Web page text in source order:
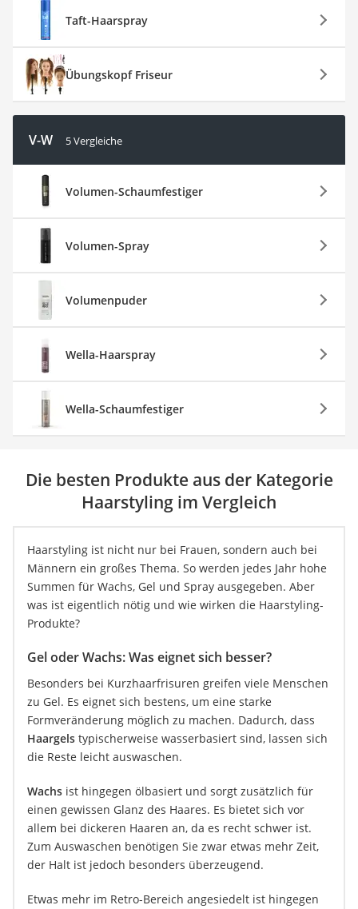
Taft-Haarspray
Übungskopf Friseur
V-W 5 Vergleiche
Volumen-Schaumfestiger
Volumen-Spray
Volumenpuder
Wella-Haarspray
Wella-Schaumfestiger
Die besten Produkte aus der Kategorie
Haarstyling im Vergleich
Haarstyling ist nicht nur bei Frauen, sondern auch bei
Männern ein großes Thema. So werden jedes Jahr hohe
Summen für Wachs, Gel und Spray ausgegeben. Aber
was ist eigentlich nötig und wie wirken die Haarstyling-
Produkte?
Gel oder Wachs: Was eignet sich besser?
Besonders bei Kurzhaarfrisuren greifen viele Menschen
zu Gel. Es eignet sich bestens, um eine starke
Formveränderung möglich zu machen. Dadurch, dass
Haargels typischerweise wasserbasiert sind, lassen sich
die Reste leicht auswaschen.
Wachs ist hingegen ölbasiert und sorgt zusätzlich für
einen gewissen Glanz des Haares. Es bietet sich vor
allem bei dickeren Haaren an, da es recht schwer ist.
Zum Auswaschen benötigen Sie zwar etwas mehr Zeit,
der Halt ist jedoch besonders überzeugend.
Etwas mehr im Retro-Bereich angesiedelt ist hingegen